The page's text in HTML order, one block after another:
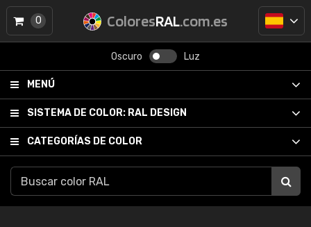
ColoresRAL.com.es
Oscuro Luz
MENÚ
SISTEMA DE COLOR: RAL DESIGN
CATEGORÍAS DE COLOR
0